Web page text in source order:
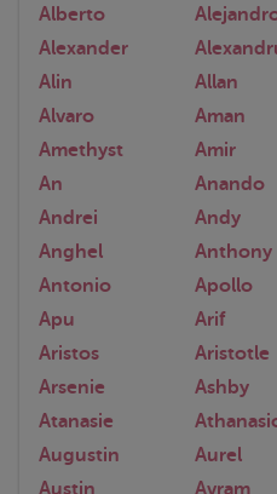
Alberto
Alexander
Alin
Allan
Alvaro
Aman
Amethyst
Amir
An
Anando
Andrei
Andy
Anghel
Anthony
Antonio
Apollo
Apu
Arif
Aristos
Aristotle
Arsenie
Ashby
Atanasie
Augustin
Aurel
Austin
Avram